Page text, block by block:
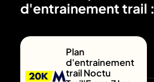
d'entrainement trail :
Plan
d'entrainement
trail Noctu